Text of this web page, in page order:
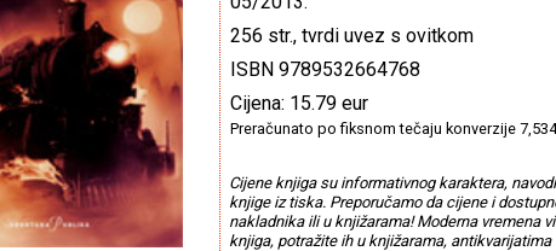
256 str., tvrdi uvez s ovitkom
ISBN 9789532664768
Cijena: 15.79 eur
Preračunato po fiksnom tečaju konverzije
Cijene knjiga su informativnog karaktera,
knjige iz tiska. Preporučamo da cijene i
nakladnika ili u knjižarama! Moderna vremena
knjiga, potražite ih u knjižarama,